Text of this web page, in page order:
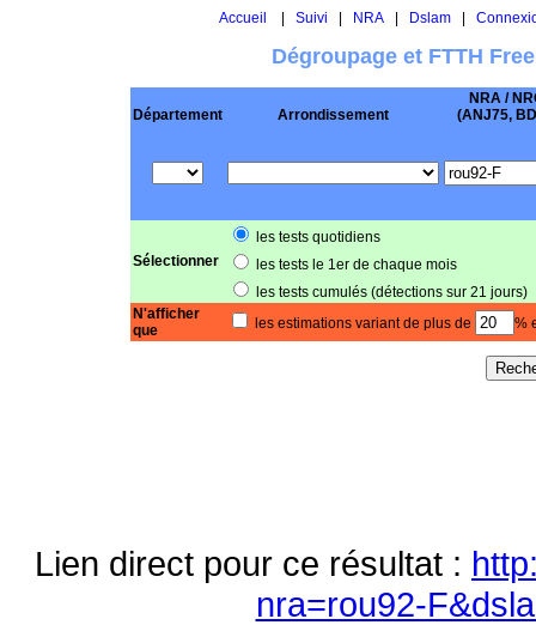
Accueil Suivi NRA| Dslam|
Dégroupage et FTTH
Département Arrondissement
NRA /
(ANJ75,
Sélectionner
les tests quotidiens
les tests le 1er de chaque mois
les tests cumulés (détections sur 21 jours)
N'afficher
que
les estimations variant de plus de %
Lien direct pour ce résultat :
nra=rou92-